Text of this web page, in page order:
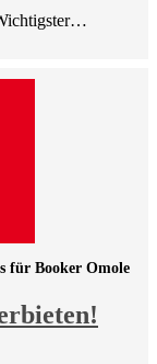
für Booker Omole